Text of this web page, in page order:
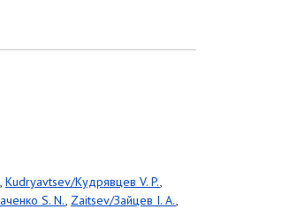
, Kudryavtsev/Кудрявцев V. P.,
S. N., Zaitsev/Зайцев I. A.,